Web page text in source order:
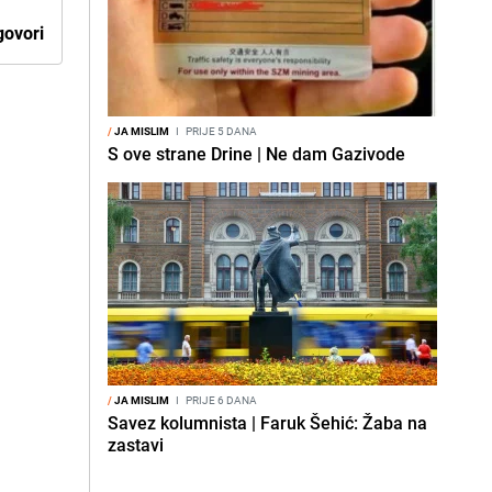
/JA MISLIM I PRIJE 5 DANA
S ove strane Drine | Ne dam Gazivode
/JA MISLIM I PRIJE 6 DANA
Savez kolumnista | Faruk Šehić: Žaba na
zastavi